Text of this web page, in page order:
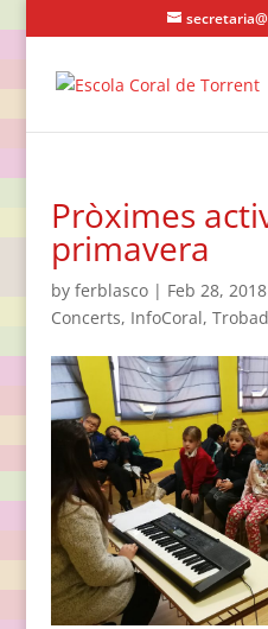
Pròximes
primavera
by ferblasco| Feb 28, 2018
Concerts, InfoCoral,